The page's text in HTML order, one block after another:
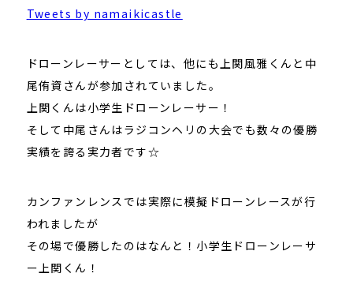
Tweets by namaikicastle
ドローンレーサーとしては、他にも上関風雅くんと中
尾侑資さんが参加されていました。
上関くんは小学生ドローンレーサー！
そして中尾さんはラジコンヘリの大会でも数々の優勝
実績を誇る実力者です☆
カンファンレンスでは実際に模擬ドローンレースが行
われましたが
その場で優勝したのはなんと！小学生ドローンレーサ
ー上関くん！